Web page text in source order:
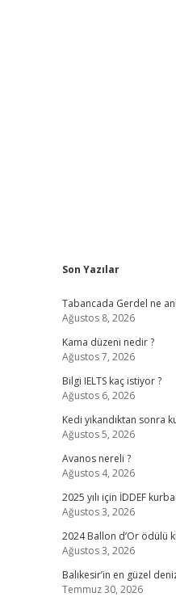
Sidebar
Son Yazılar
Tabancada Gerdel ne
Ağustos 8, 2026
Kama düzeni nedir ?
Ağustos 7, 2026
Bilgi IELTS kaç istiyor ?
Ağustos 6, 2026
Kedi yıkandıktan sonra
Ağustos 5, 2026
Avanos nereli ?
Ağustos 4, 2026
2025 yılı için İDDEF
Ağustos 3, 2026
2024 Ballon d’Or ödülü
Ağustos 3, 2026
Balıkesir’in en güzel
Temmuz 30, 2026
ilbetbetci